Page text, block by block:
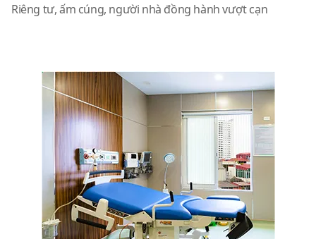
Riêng tư, ấm cúng, người nhà đồng hành vượt cạn